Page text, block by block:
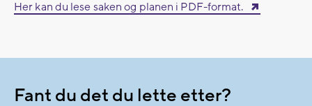
Her kan du lese saken og planen i PDF-format.
Fant du det du lette etter?